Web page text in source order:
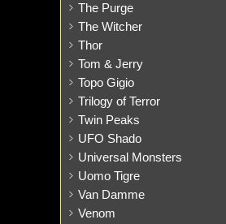
The Purge
The Witcher
Thor
Tom & Jerry
Topo Gigio
Trilogy of Terror
Twin Peaks
UFO Shado
Universal Monsters
Uomo Tigre
Van Damme
Venom